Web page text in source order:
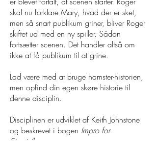
skal nu forklare Mary, hvad der er sket,
men så snart publikum griner, bliver Roger
skiftet ud med en ny spiller. Sådan
fortsætter scenen. Det handler altså om
ikke at få publikum til at grine.
Lad være med at bruge hamster-historien,
men opfind din egen skøre historie til
denne disciplin.
Disciplinen er udviklet af Keith Johnstone
og beskrevet i bogen Impro for
Storytellers.